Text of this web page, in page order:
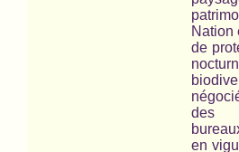
Nation
de
des
en